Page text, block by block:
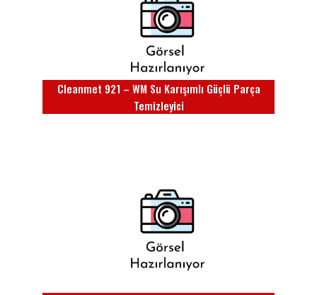
Cleanmet 921 – WM Su Karışımlı Güçlü Parça
Temizleyici